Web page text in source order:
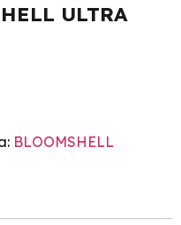
ULTRA
BLOOMSHELL